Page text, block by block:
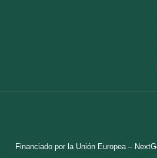
Financiado por la Unión Europea –